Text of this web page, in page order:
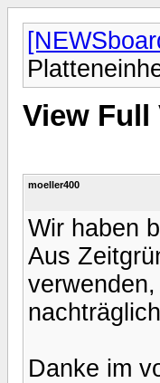
View Full
moeller400
Wir haben
Aus
Danke im